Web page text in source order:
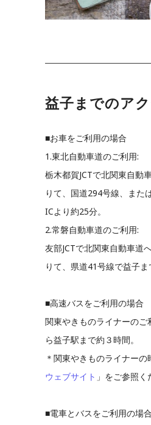
益子までのア
■お車をご利用の場合
1.東北自動車道のご利用:
栃木都賀JCTで北関東自動
りて、国道294号線、また
ICより約25分。
2.常磐自動車道のご利用:
友部JCTで北関東自動車道
りて、県道41号線で益子ま
■高速バスをご利用の場合
関東やきものライナーのご
ら益子駅まで約３時間。
＊関東やきものライナーの
ウェブサイト 」をご参照く
■電車とバスをご利用の場合